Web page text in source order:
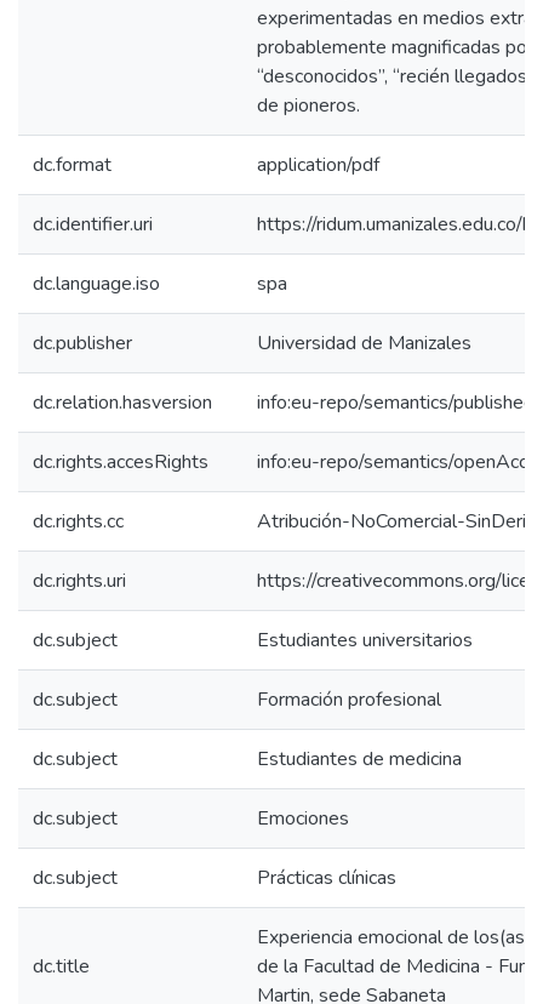
experimentadas en medios
probablemente magnificadas por
“desconocidos”, “recién
de pioneros.
dc.format application/pdf
dc.identifier.uri https://
dc.language.iso spa
dc.publisher Universidad de Manizales
dc.relation.hasversion info:eu-repo/semantics/
dc.rights.accesRights info:eu-repo/semantics/
dc.rights.cc Atribución-NoComercial-
dc.rights.uri https://creativecommons.org/
dc.subject Estudiantes universitarios
dc.subject Formación profesional
dc.subject Estudiantes de medicina
dc.subject Emociones
dc.subject Prácticas clínicas
dc.title
Experiencia emocional de
de la Facultad de Medicina -
Martin, sede Sabaneta